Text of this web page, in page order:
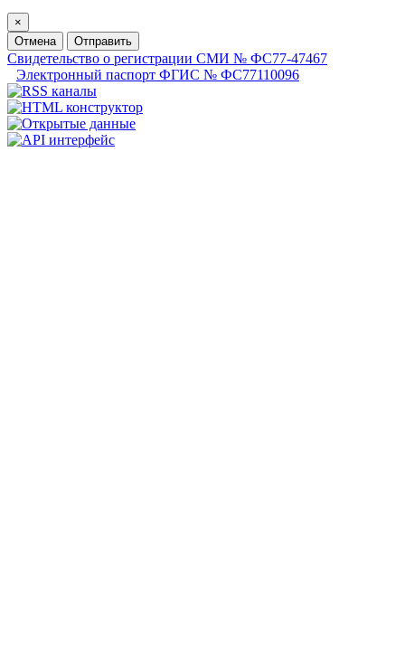
×
Отмена
Отправить
Свидетельство о регистрации СМИ № ФС77-47467
Электронный паспорт ФГИС № ФС77110096